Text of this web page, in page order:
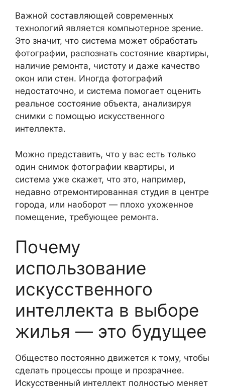
Важной составляющей современных
технологий является компьютерное зрение.
Это значит, что система может обработать
фотографии, распознать состояние квартиры,
наличие ремонта, чистоту и даже качество
окон или стен. Иногда фотографий
недостаточно, и система помогает оценить
реальное состояние объекта, анализируя
снимки с помощью искусственного
интеллекта.
Можно представить, что у вас есть только
один снимок фотографии квартиры, и
система уже скажет, что это, например,
недавно отремонтированная студия в центре
города, или наоборот — плохо ухоженное
помещение, требующее ремонта.
Почему
использование
искусственного
интеллекта в выборе
жилья — это будущее
Общество постоянно движется к тому, чтобы
сделать процессы проще и прозрачнее.
Искусственный интеллект полностью меняет